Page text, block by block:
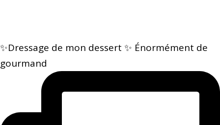
✨Dressage de mon dessert ✨ Énormément de
gourmand